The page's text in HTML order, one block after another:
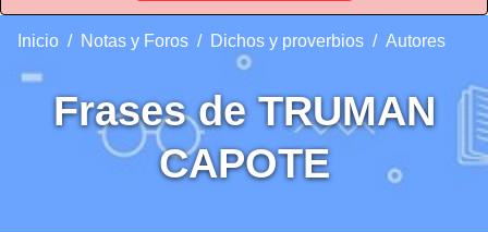
Inicio Notas y Foros Dichos y proverbios Autores
Frases de TRUMAN
CAPOTE